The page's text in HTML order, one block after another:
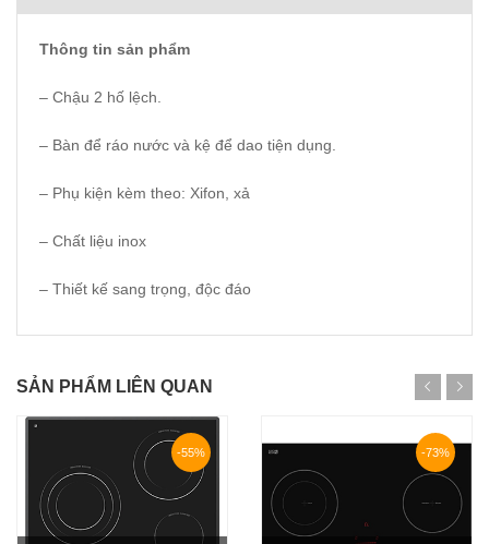
Thông tin sản phẩm
– Chậu 2 hố lệch.
– Bàn để ráo nước và kệ để dao tiện dụng.
– Phụ kiện kèm theo: Xifon, xả
– Chất liệu inox
– Thiết kế sang trọng, độc đáo
SẢN PHẨM LIÊN QUAN
-55% -73%